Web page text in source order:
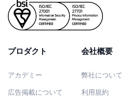
プロダクト
アカデミー
広告掲載について
会社概要
弊社について
利用規約